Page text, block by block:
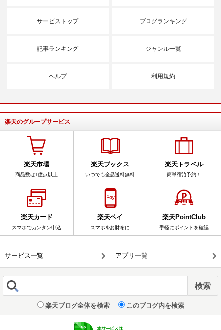
サービストップ ブログランキング
記事ランキング ジャンル一覧
ヘルプ 利用規約
楽天のグループサービス
楽天市場
商品数は1億点以上
楽天ブックス
いつでも全品送料無料
楽天トラベル
簡単宿泊予約！
楽天カード
スマホでカンタン申込
楽天ペイ
スマホをお財布に
楽天PointClub
手軽にポイントを確認
サービス一覧 アプリ一覧
楽天ブログ全体を検索 このブログ内を検索